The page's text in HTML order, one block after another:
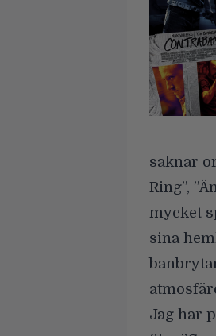
saknar
Ring”,
mycket
sina
Jag har